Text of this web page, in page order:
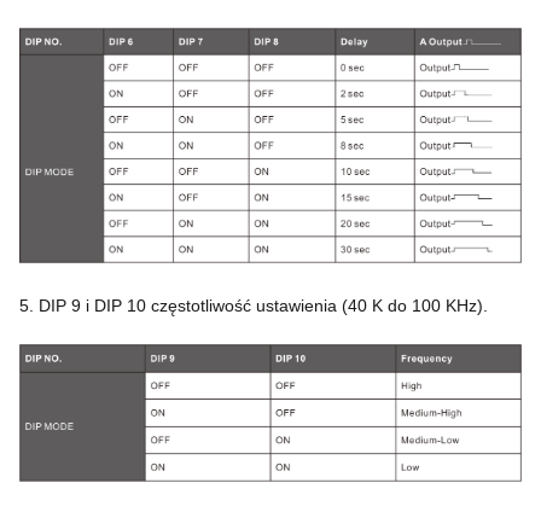
5. DIP 9 i DIP 10 częstotliwość ustawienia (40 K do 100 KHz).